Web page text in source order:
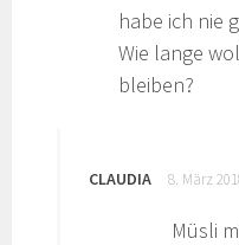
habe ich nie
Wie lange
bleiben?
CLAUDIA 8. März
Müsli